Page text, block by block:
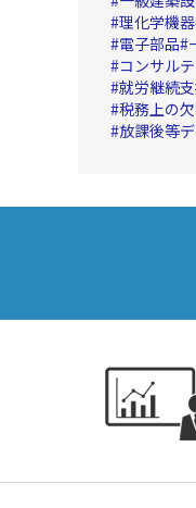
理化学機器
電子部品
コンサル
就労継続
税務上の
放課後等